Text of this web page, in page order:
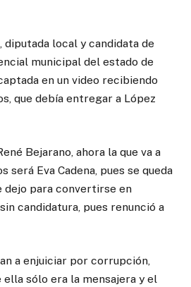
diputada local y candidata de
municipal del estado de
en un video recibiendo
que debía entregar a López
Bejarano, ahora la que va a
será Eva Cadena, pues se queda
dejo para convertirse en
candidatura, pues renunció a
a enjuiciar por corrupción,
ella sólo era la mensajera y el